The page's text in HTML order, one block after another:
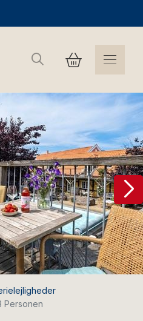
Suchen
Personen